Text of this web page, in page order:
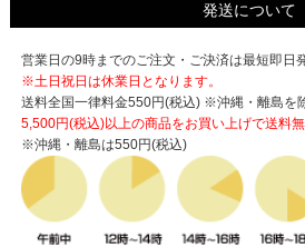
発送について
営業日の9時までのご注文・ご決済は最短即日
※土日祝日は休業日となります。
送料全国一律料金550円(税込) ※沖縄・離島を
5,500円(税込)以上の商品をお買い上げで送料
※沖縄・離島は550円(税込)